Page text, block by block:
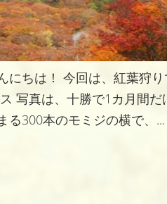
にちは！ 今回は、紅葉狩
写真は、十勝で1カ月間
る300本のモミジの横で、...